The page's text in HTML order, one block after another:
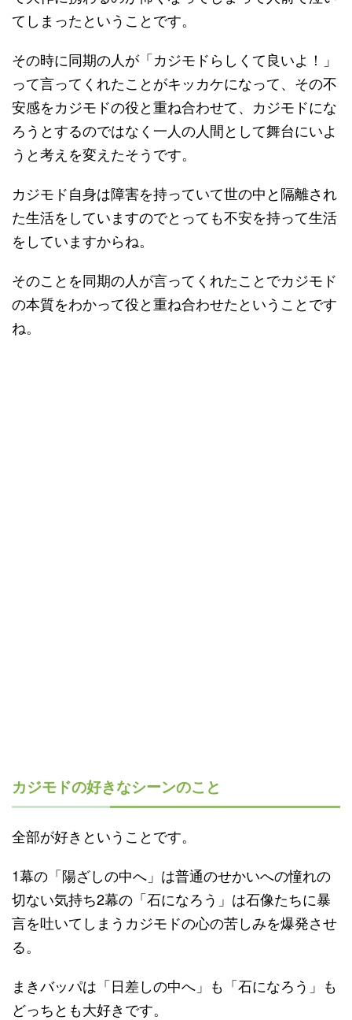
てしまったということです。
その時に同期の人が「カジモドらしくて良いよ！」
って言ってくれたことがキッカケになって、その不
安感をカジモドの役と重ね合わせて、カジモドにな
ろうとするのではなく一人の人間として舞台にいよ
うと考えを変えたそうです。
カジモド自身は障害を持っていて世の中と隔離され
た生活をしていますのでとっても不安を持って生活
をしていますからね。
そのことを同期の人が言ってくれたことでカジモド
の本質をわかって役と重ね合わせたということです
ね。
カジモドの好きなシーンのこと
全部が好きということです。
1幕の「陽ざしの中へ」は普通のせかいへの憧れの
切ない気持ち2幕の「石になろう」は石像たちに暴
言を吐いてしまうカジモドの心の苦しみを爆発させ
る。
まきバッパは「日差しの中へ」も「石になろう」も
どっちとも大好きです。